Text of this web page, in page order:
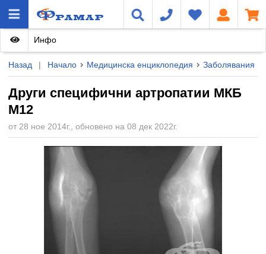
Назад | Начало Медицинска енциклопедия Заболявания
Други специфични артропатии МКБ
M12
от 28 ное 2014г., обновено на 08 дек 2022г.
Инфо